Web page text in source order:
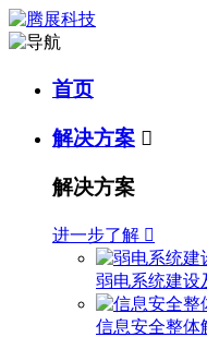
首页
解决方案 
解决方案
进一步了解 
弱电系统建设
信息安全整体